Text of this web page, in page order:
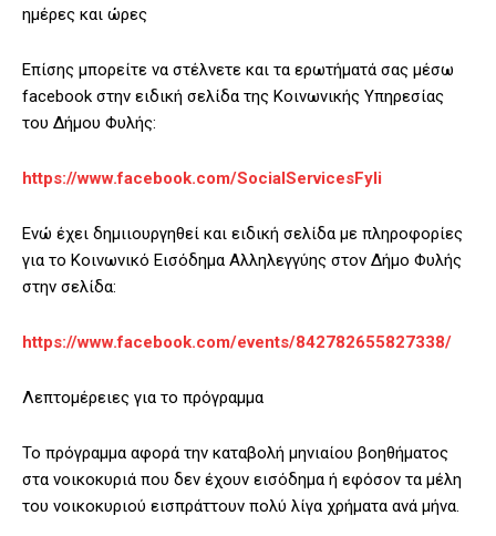
ημέρες και ώρες
Επίσης μπορείτε να στέλνετε και τα ερωτήματά σας μέσω
facebook στην ειδική σελίδα της Κοινωνικής Υπηρεσίας
του Δήμου Φυλής:
https://www.facebook.com/SocialServicesFyli
Ενώ έχει δημιιουργηθεί και ειδική σελίδα με πληροφορίες
για το Κοινωνικό Εισόδημα Αλληλεγγύης στον Δήμο Φυλής
στην σελίδα:
https://www.facebook.com/events/842782655827338/
Λεπτομέρειες για το πρόγραμμα
Το πρόγραμμα αφορά την καταβολή μηνιαίου βοηθήματος
στα νοικοκυριά που δεν έχουν εισόδημα ή εφόσον τα μέλη
του νοικοκυριού εισπράττουν πολύ λίγα χρήματα ανά μήνα.